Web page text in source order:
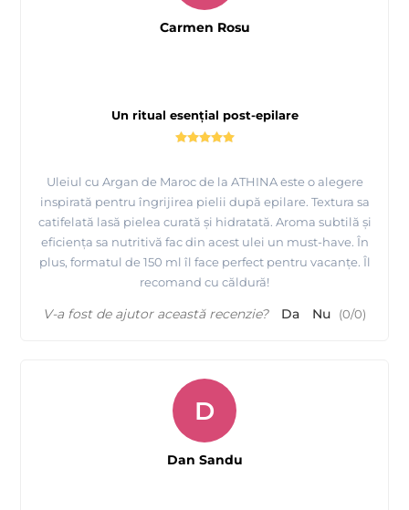
Un ritual esențial post-epilare
Uleiul cu Argan de Maroc de la ATHINA este o alegere
inspirată pentru îngrijirea pielii după epilare. Textura sa
catifelată lasă pielea curată și hidratată. Aroma subtilă și
eficiența sa nutritivă fac din acest ulei un must-have. În
plus, formatul de 150 ml îl face perfect pentru vacanțe. Îl
recomand cu căldură!
Carmen Rosu
V-a fost de ajutor această recenzie? Da Nu (0/0)
D
Dan Sandu